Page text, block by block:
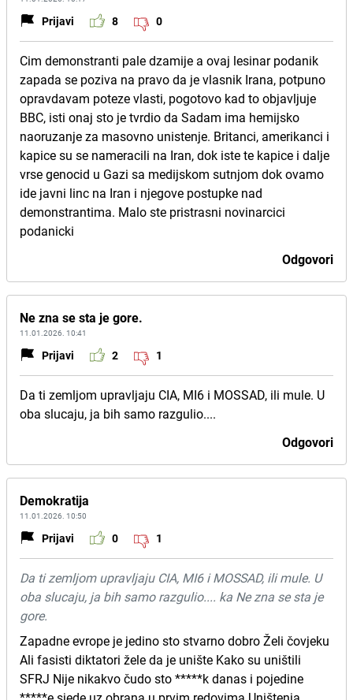
Prijavi 8 0
Cim demonstranti pale dzamije a ovaj lesinar podanik
zapada se poziva na pravo da je vlasnik Irana, potpuno
opravdavam poteze vlasti, pogotovo kad to objavljuje
BBC, isti onaj sto je tvrdio da Sadam ima hemijsko
naoruzanje za masovno unistenje. Britanci, amerikanci i
kapice su se nameracili na Iran, dok iste te kapice i dalje
vrse genocid u Gazi sa medijskom sutnjom dok ovamo
ide javni linc na Iran i njegove postupke nad
demonstrantima. Malo ste pristrasni novinarcici
podanicki
Odgovori
Ne zna se sta je gore.
11.01.2026. 10:41
Prijavi 2 1
Da ti zemljom upravljaju CIA, MI6 i MOSSAD, ili mule. U
oba slucaju, ja bih samo razgulio....
Odgovori
Demokratija
11.01.2026. 10:50
Prijavi 0 1
Da ti zemljom upravljaju CIA, MI6 i MOSSAD, ili mule. U
oba slucaju, ja bih samo razgulio.... ka Ne zna se sta je
gore.
Zapadne evrope je jedino sto stvarno dobro Želi čovjeku
Ali fasisti diktatori žele da je unište Kako su uništili
SFRJ Nije nikakvo čudo sto *****k danas i pojedine